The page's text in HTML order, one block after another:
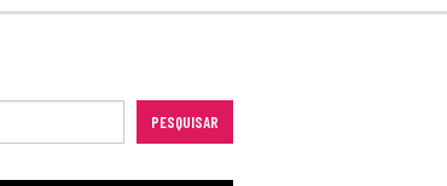
PESQUISAR